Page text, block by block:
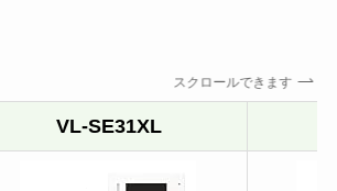
スクロールできます
VL-SE31XL